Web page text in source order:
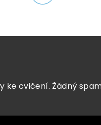
ke cvičení. Žádný